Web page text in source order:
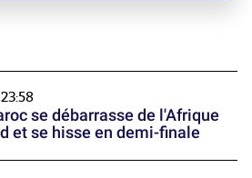
se débarrasse de l'Afrique
et se hisse en demi-finale